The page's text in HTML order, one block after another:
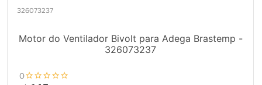
326073237
Motor do Ventilador Bivolt para Adega Brastemp -
326073237
0